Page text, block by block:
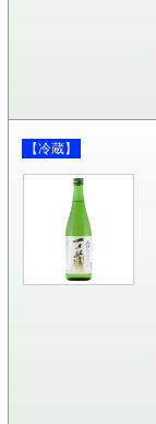
【冷蔵】